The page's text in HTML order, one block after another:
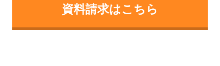
資料請求はこちら